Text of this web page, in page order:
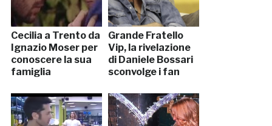
Cecilia a Trento da
Ignazio Moser per
conoscere la sua
famiglia
Grande Fratello
Vip, la rivelazione
di Daniele Bossari
sconvolge i fan